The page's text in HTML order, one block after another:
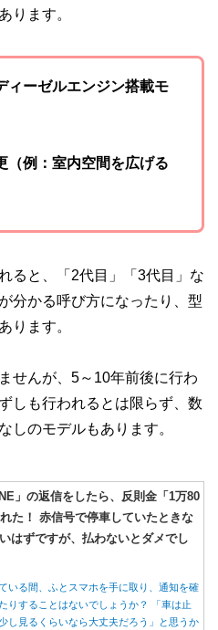
ります。
ィーゼルエンジン搭載モ
（例：室内空間を広げる
ると、「2代目」「3代目」な
分かる呼び方になったり、型
ります。
せんが、5～10年前後に行わ
しも行われるとは限らず、数
しのモデルもあります。
」の返信をしたら、反則金「1万80
た！ 赤信号で停車していたときな
はずですが、払わないとダメでし
いる間、ふとスマホを手に取り、通知を確
りすることはないでしょうか？ 「車は止
し見るくらいなら大丈夫だろう」と思うか